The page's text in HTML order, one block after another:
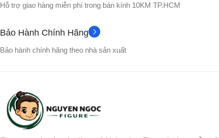
Hỗ trợ giao hàng miễn phí trong bán kính 10KM TP.HCM
Bảo Hành Chính Hãng
Bảo hành chính hãng theo nhà sản xuất